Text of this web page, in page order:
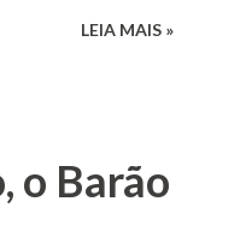
em
LEIA MAIS »
o Barão